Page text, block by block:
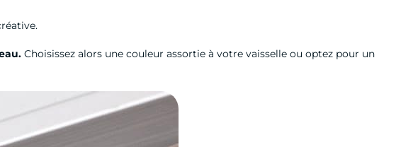
Choisissez alors une couleur assortie à votre vaisselle ou optez pour un